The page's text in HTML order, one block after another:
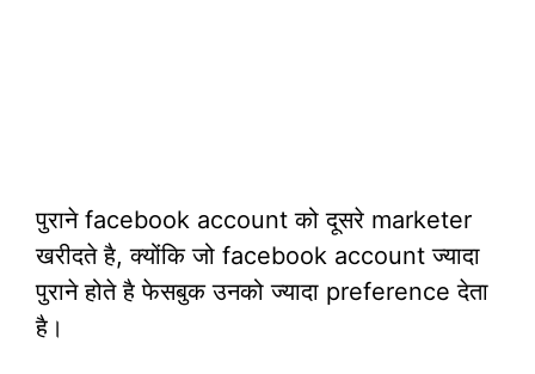
पुराने facebook account को दूसरे marketer
खरीदते है, क्योंकि जो facebook account ज्यादा
पुराने होते है फेसबुक उनको ज्यादा preference देता
है।